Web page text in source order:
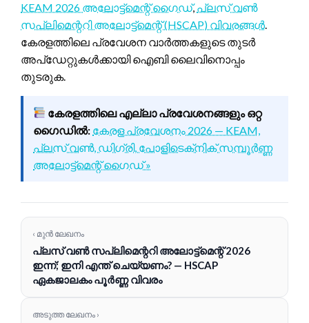
KEAM 2026 അലോട്ട്‌മെന്റ് ഗൈഡ്,പ്ലസ് വൺ
സപ്ലിമെന്ററി അലോട്ട്‌മെന്റ് (HSCAP) വിവരങ്ങൾ
കേരളത്തിലെ പ്രവേശന വാർത്തകളുടെ തുടർ
അപ്‌ഡേറ്റുകൾക്കായി ഐബി ലൈവിനൊപ്പം
തുടരുക.
കേരളത്തിലെ എല്ലാ പ്രവേശനങ്ങളും ഒറ്റ
ഗൈഡിൽ: കേരള പ്രവേശനം 2026 — KEAM,
പ്ലസ് വൺ, ഡിഗ്രി, പോളിടെക്‌നിക് സമ്പൂർണ്ണ
അലോട്ട്‌മെന്റ് ഗൈഡ് »
‹ മുൻ ലേഖനം
പ്ലസ് വൺ സപ്ലിമെന്ററി അലോട്ട്‌മെന്റ് 2026
ഇന്ന്; ഇനി എന്ത് ചെയ്യണം? — HSCAP
ഏകജാലകം പൂർണ്ണ വിവരം
അടുത്ത ലേഖനം ›